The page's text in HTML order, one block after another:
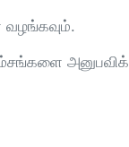
வழங்கவும்.